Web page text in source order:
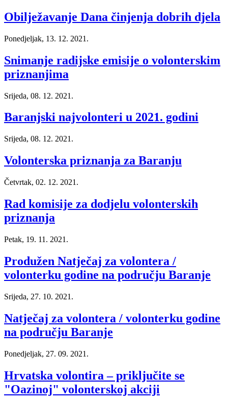
Obilježavanje Dana činjenja dobrih djela
Ponedjeljak, 13. 12. 2021.
Snimanje radijske emisije o volonterskim
priznanjima
Srijeda, 08. 12. 2021.
Baranjski najvolonteri u 2021. godini
Srijeda, 08. 12. 2021.
Volonterska priznanja za Baranju
Četvrtak, 02. 12. 2021.
Rad komisije za dodjelu volonterskih
priznanja
Petak, 19. 11. 2021.
Produžen Natječaj za volontera /
volonterku godine na području Baranje
Srijeda, 27. 10. 2021.
Natječaj za volontera / volonterku godine
na području Baranje
Ponedjeljak, 27. 09. 2021.
Hrvatska volontira – priključite se
"Oazinoj" volonterskoj akciji